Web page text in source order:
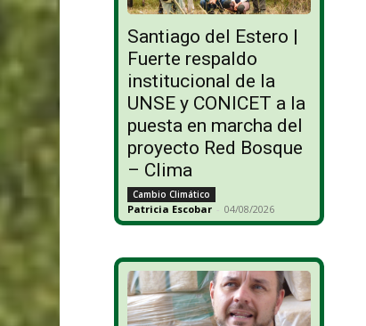
Santiago del Estero |
Fuerte respaldo
institucional de la
UNSE y CONICET a la
puesta en marcha del
proyecto Red Bosque
– Clima
Cambio Climático
Patricia Escobar - 04/08/2026